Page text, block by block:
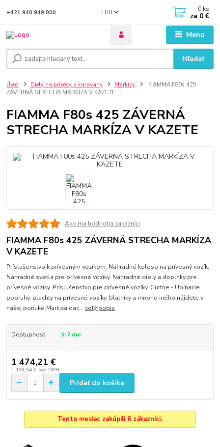
Menu
EUR
Hľadať
+421 940 949 000 0 ks
za 0 €
Úvod Diely na prívesy a karavany Markízy
FIAMMA F80s 425
ZÁVERNÁ STRECHA MARKÍZA V KAZETE
FIAMMA F80s 425 ZÁVERNÁ
STRECHA MARKÍZA V KAZETE
Ako ma hodnotia zákazníci
FIAMMA F80s 425 ZÁVERNÁ STRECHA MARKÍZA
V KAZETE
Príslušenstvo k prívesným vozíkom. Náhradné koleso na prívesný vozík.
Náhradné svetlá pre prívesné vozíky. Náhradné diely a doplnky pre
prívesné vozíky. Príslušenstvo pre prívesné vozíky. Gurtne - Upínacie
popruhy, plachty na prívesné vozíky, blatníky a mnoho iného nájdete v
našej ponuke.Markiza dac... celý popis
Dostupnosť 3-7 dni
1 474,21 €
1 198,54 € bez DPH
Pridať do košíka
Tento mesiac zakúpili 6 zákazníci.